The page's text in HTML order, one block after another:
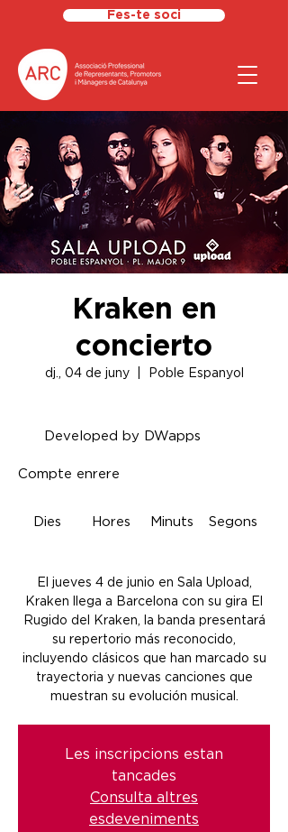
Fes-te soci
Kraken en
concierto
dj., 04 de juny
  |
Poble Espanyol
Segons
Minuts
Hores
Dies
Compte enrere
Developed by DWapps
El jueves 4 de junio en Sala Upload,
Kraken llega a Barcelona con su gira El
Rugido del Kraken, la banda presentará
su repertorio más reconocido,
incluyendo clásicos que han marcado su
trayectoria y nuevas canciones que
muestran su evolución musical.
Les inscripcions estan
tancades
Consulta altres
esdeveniments